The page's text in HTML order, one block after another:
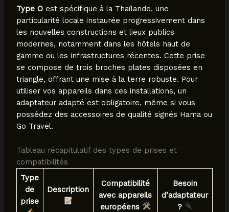
Type Oest spécifique à la Thaïlande, une
particularité locale instaurée progressivement dans
les nouvelles constructions et lieux publics
modernes, notamment dans les hôtels haut de
gamme ou les infrastructures récentes. Cette prise
se compose de trois broches plates disposées en
triangle, offrant une mise à la terre robuste. Pour
utiliser vos appareils dans ces installations, un
adaptateur adapté est obligatoire, même si vous
possédez des accessoires de qualité signés Hama ou
Go Travel.
Tableau récapitulatif des types de prises et
compatibilités
Type
de
prise
Description
Compatibilité
avec appareils
européens
Besoin
d’adaptateur
?